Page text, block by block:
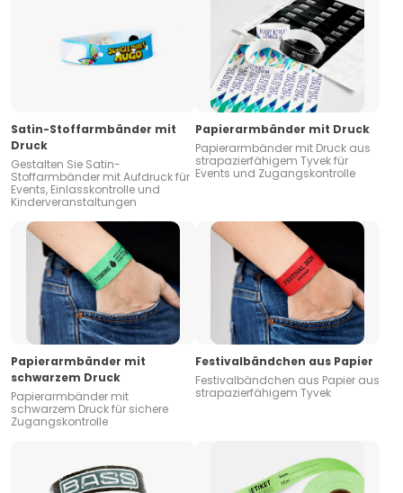
Satin-Stoffarmbänder mit
Druck
Gestalten Sie Satin-
Stoffarmbänder mit Aufdruck für
Events, Einlasskontrolle und
Kinderveranstaltungen
Papierarmbänder mit Druck
Papierarmbänder mit Druck aus
strapazierfähigem Tyvek für
Events und Zugangskontrolle
Papierarmbänder mit
schwarzem Druck
Papierarmbänder mit
schwarzem Druck für sichere
Zugangskontrolle
Festivalbändchen aus Papier
Festivalbändchen aus Papier aus
strapazierfähigem Tyvek